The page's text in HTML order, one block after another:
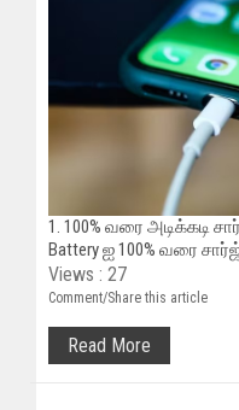
1. 100% வரை அடிக்கடி
Battery ஐ 100% வரை
Views : 27
Comment/Share this article
Read More